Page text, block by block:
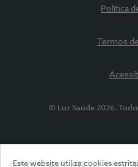
Este website utiliza cookies
Política
Termos
© Luz Saúde 2026.